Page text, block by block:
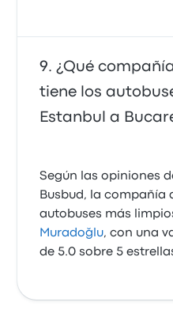
¿Qué
tiene los
Estanbul a
Según las opiniones
Busbud, la compañía
autobuses más
Muradoğlu, con una
de 5.0 sobre 5